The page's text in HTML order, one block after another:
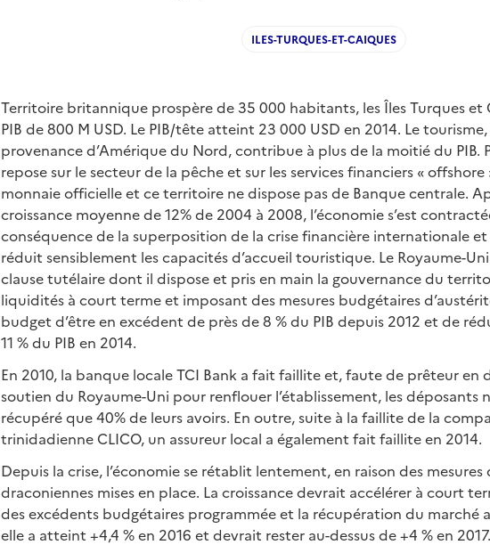
ILES-TURQUES-ET-CAIQUES
Territoire britannique prospère de 35 000 habitants, les Îles Turques et
PIB de 800 M USD. Le PIB/tête atteint 23 000 USD en 2014. Le
provenance d’Amérique du Nord, contribue à plus de la moitié du PIB.
repose sur le secteur de la pêche et sur les services financiers « offshore
monnaie officielle et ce territoire ne dispose pas de Banque centrale.
croissance moyenne de 12% de 2004 à 2008, l’économie s’est
conséquence de la superposition de la crise financière internationale et
réduit sensiblement les capacités d’accueil touristique. Le Royaume-
clause tutélaire dont il dispose et pris en main la gouvernance du
liquidités à court terme et imposant des mesures budgétaires
budget d’être en excédent de près de 8 % du PIB depuis 2012 et de
11 % du PIB en 2014.
En 2010, la banque locale TCI Bank a fait faillite et, faute de prêteur en
soutien du Royaume-Uni pour renflouer l’établissement, les déposants
récupéré que 40% de leurs avoirs. En outre, suite à la faillite de la
trinidadienne CLICO, un assureur local a également fait faillite en 2014.
Depuis la crise, l’économie se rétablit lentement, en raison des mesures
draconiennes mises en place. La croissance devrait accélérer à court
des excédents budgétaires programmée et la récupération du marché
elle a atteint +4,4 % en 2016 et devrait rester au-dessus de +4 % en 2017.